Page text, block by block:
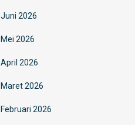
Juni 2026
Mei 2026
April 2026
Maret 2026
Februari 2026